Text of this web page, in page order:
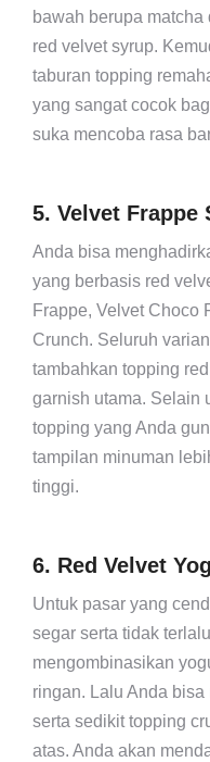
bawah berupa
red velvet syrup.
taburan topping
yang sangat cocok
suka mencoba rasa
5. Velvet Frappe
Anda bisa
yang berbasis red
Frappe, Velvet Choco
Crunch. Seluruh
tambahkan topping
garnish utama. Selain
topping yang Anda
tampilan minuman
tinggi.
6. Red Velvet
Untuk pasar yang
segar serta tidak
mengombinasikan
ringan. Lalu Anda
serta sedikit topping
atas. Anda akan